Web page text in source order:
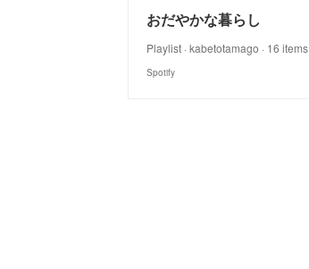
おだやかな暮らし
Playlist · kabetotamago · 16 items
Spotify